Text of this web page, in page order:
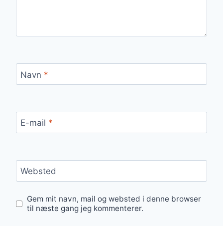
Navn *
E-mail *
Websted
Gem mit navn, mail og websted i denne browser
til næste gang jeg kommenterer.